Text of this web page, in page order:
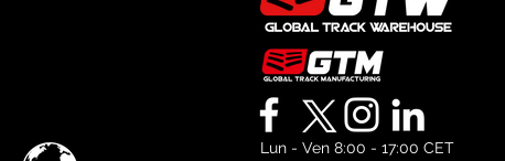
Lun - Ven 8:00 - 17:00 CET